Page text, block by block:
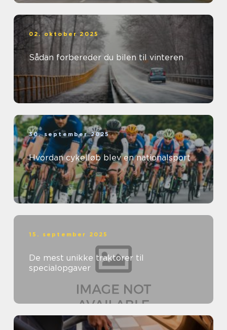
02. oktober 2025
Sådan forbereder du bilen til vinteren
30. september 2025
Hvordan cykelløb blev en nationalsport
15. september 2025
De mest unikke traktorer til
specialopgaver